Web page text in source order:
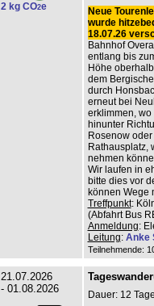
2 kg CO2e
Neue
wurde
18.07.26
Bahnhof
entlang bis
Höhe
dem
durch
erneut bei
erklimmen,
hinunter
Rosenow
Rathausplatz,
nehmen
Wir laufen in
bitte dies vor
können Wege
Treffpunkt:
(Abfahrt Bus
Anmeldung:
Leitung: Anke
Teilnehmende:
21.07.2026
- 01.08.2026
Dauer: 12